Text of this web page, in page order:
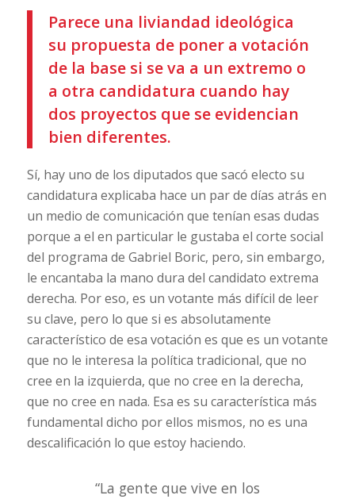
Parece una liviandad ideológica
su propuesta de poner a votación
de la base si se va a un extremo o
a otra candidatura cuando hay
dos proyectos que se evidencian
bien diferentes.
Sí, hay uno de los diputados que sacó electo su
candidatura explicaba hace un par de días atrás en
un medio de comunicación que tenían esas dudas
porque a el en particular le gustaba el corte social
del programa de Gabriel Boric, pero, sin embargo,
le encantaba la mano dura del candidato extrema
derecha. Por eso, es un votante más difícil de leer
su clave, pero lo que si es absolutamente
característico de esa votación es que es un votante
que no le interesa la política tradicional, que no
cree en la izquierda, que no cree en la derecha,
que no cree en nada. Esa es su característica más
fundamental dicho por ellos mismos, no es una
descalificación lo que estoy haciendo.
“La gente que vive en los